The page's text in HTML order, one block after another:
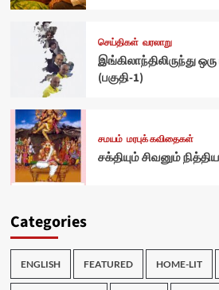
செய்திகள் வரலாறு
இங்கிலாந்திலிருந்து
(பகுதி-1)
சமயம் மரபுக் கவிதைகள்
சக்தியும் சிவனும்
Categories
ENGLISH FEATURED HOME-LIT